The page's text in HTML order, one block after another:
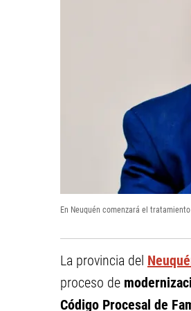
En Neuquén comenzará el
La provincia del
proceso de
Código Procesal de